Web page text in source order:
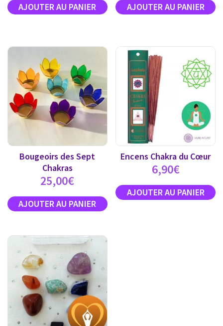
Bougeoirs des Sept
Chakras
25,00€
Encens Chakra du Cœur
6,90€